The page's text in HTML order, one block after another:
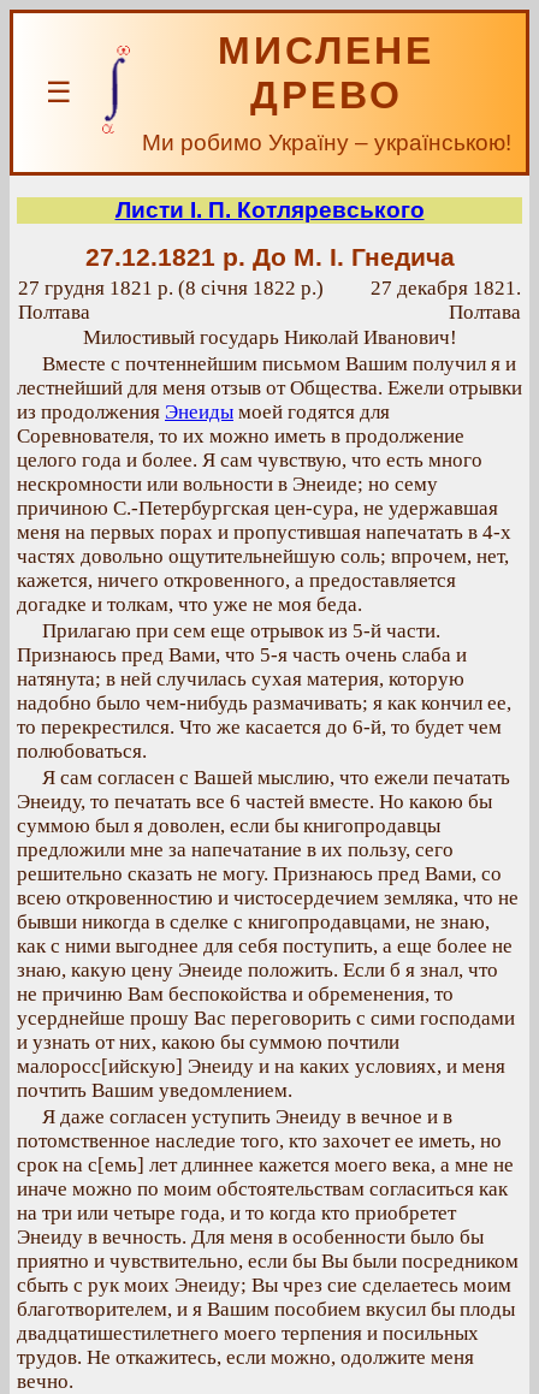
☰
МИСЛЕНЕ
ДРЕВО
Ми робимо Україну – українською!
Листи І. П. Котляревського
27.12.1821 р. До М. I. Гнедича
27 грудня 1821 р. (8 січня 1822 р.)
Полтава
27 декабря 1821.
Полтава
Милостивый государь Николай Иванович!
Вместе с почтеннейшим письмом Вашим получил я и
лестнейший для меня отзыв от Общества. Ежели отрывки
из продолжения Энеиды моей годятся для
Соревнователя, то их можно иметь в продолжение
целого года и более. Я сам чувствую, что есть много
нескромности или вольности в Энеиде; но сему
причиною С.-Петербургская цен-сура, не удержавшая
меня на первых порах и пропустившая напечатать в 4-х
частях довольно ощутительнейшую соль; впрочем, нет,
кажется, ничего откровенного, а предоставляется
догадке и толкам, что уже не моя беда.
Прилагаю при сем еще отрывок из 5-й части.
Признаюсь пред Вами, что 5-я часть очень слаба и
натянута; в ней случилась сухая материя, которую
надобно было чем-нибудь размачивать; я как кончил ее,
то перекрестился. Что же касается до 6-й, то будет чем
полюбоваться.
Я сам согласен с Вашей мыслию, что ежели печатать
Энеиду, то печатать все 6 частей вместе. Но какою бы
суммою был я доволен, если бы книгопродавцы
предложили мне за напечатание в их пользу, сего
решительно сказать не могу. Признаюсь пред Вами, со
всею откровенностию и чистосердечием земляка, что не
бывши никогда в сделке с книгопродавцами, не знаю,
как с ними выгоднее для себя поступить, а еще более не
знаю, какую цену Энеиде положить. Если б я знал, что
не причиню Вам беспокойства и обременения, то
усерднейше прошу Вас переговорить с сими господами
и узнать от них, какою бы суммою почтили
малоросс[ийскую] Энеиду и на каких условиях, и меня
почтить Вашим уведомлением.
Я даже согласен уступить Энеиду в вечное и в
потомственное наследие того, кто захочет ее иметь, но
срок на с[емь] лет длиннее кажется моего века, а мне не
иначе можно по моим обстоятельствам согласиться как
на три или четыре года, и то когда кто приобретет
Энеиду в вечность. Для меня в особенности было бы
приятно и чувствительно, если бы Вы были посредником
сбыть с рук моих Энеиду; Вы чрез сие сделаетесь моим
благотворителем, и я Вашим пособием вкусил бы плоды
двадцатишестилетнего моего терпения и посильных
трудов. Не откажитесь, если можно, одолжите меня
вечно.